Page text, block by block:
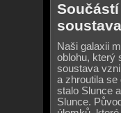
Naši galaxii
oblohu, který
soustava
a zhroutila se
stalo Slunce
Slunce.